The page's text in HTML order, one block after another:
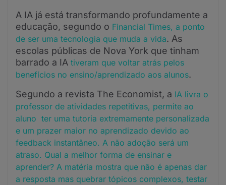
A IA já está transformando profundamente a
educação, segundo o Financial Times, a ponto
de ser uma tecnologia que muda a vida. As
escolas públicas de Nova York que tinham
barrado a IA tiveram que voltar atrás pelos
benefícios no ensino/aprendizado aos alunos.
Segundo a revista The Economist, a IA livra o
professor de atividades repetitivas, permite ao
aluno ter uma tutoria extremamente personalizada
e um prazer maior no aprendizado devido ao
feedback instantâneo. A não adoção será um
atraso. Qual a melhor forma de ensinar e
aprender? A matéria mostra que não é apenas dar
a resposta mas quebrar tópicos complexos, testar